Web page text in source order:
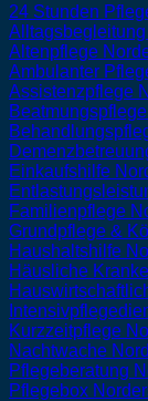
24 Stunden
Altenpflege
Ambulanter
Assistenzpflege
Einkaufshilfe
Familienpflege
Grundpflege &
Haushaltshilfe
Häusliche
Kurzzeitpflege
Nachtwache
Pflegeberatung
Pflegebox